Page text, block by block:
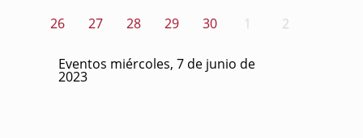
26
27 28 29 30 1 2
Eventos miércoles, 7 de junio de
2023